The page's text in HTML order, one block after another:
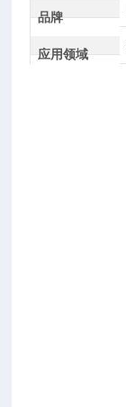
品牌
应用领域